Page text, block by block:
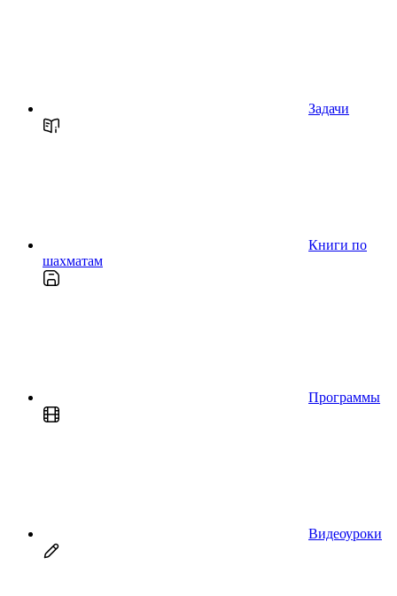
Задачи
Книги по
шахматам
Программы
Видеоуроки